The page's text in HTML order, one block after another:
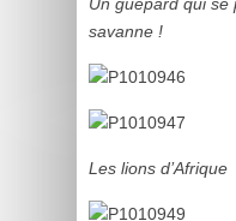
savanne !
Les lions d’Afrique